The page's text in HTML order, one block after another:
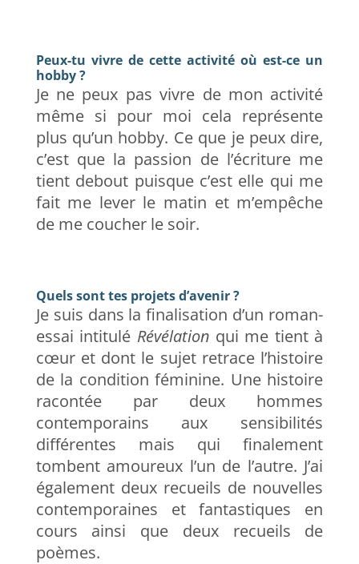
Peux-tu vivre de cette activité où est-ce un
hobby ?
Je ne peux pas vivre de mon activité
même si pour moi cela représente
plus qu’un hobby. Ce que je peux dire,
c’est que la passion de l’écriture me
tient debout puisque c’est elle qui me
fait me lever le matin et m’empêche
de me coucher le soir.
Quels sont tes projets d’avenir ?
Je suis dans la finalisation d’un roman-
essai intitulé Révélation qui me tient à
cœur et dont le sujet retrace l’histoire
de la condition féminine. Une histoire
racontée par deux hommes
contemporains aux sensibilités
différentes mais qui finalement
tombent amoureux l’un de l’autre. J’ai
également deux recueils de nouvelles
contemporaines et fantastiques en
cours ainsi que deux recueils de
poèmes.